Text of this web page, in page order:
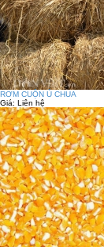
RƠM CUỘN Ủ CHUA
Giá: Liên hệ